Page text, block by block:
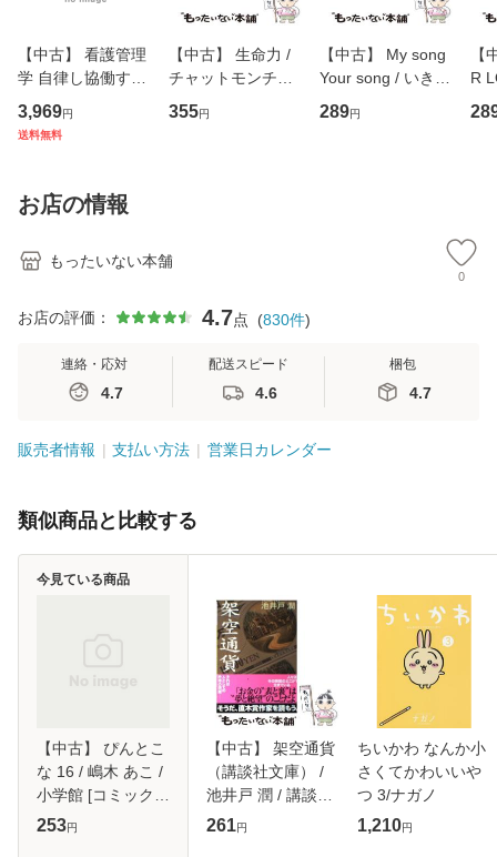
【中古】 看護管理
学 自律し協働する
専門職の看護マネ
ジメントスキル 改
恵 藤本幸三 / 南江
堂 [単行
3,969円
送料無料
【中古】 生命力 /
チャットモンチー /
キューンレコード
[CD]【メール便送
355円
【中古】 My song
Your song / いきも
のがかり / [CD]
【メール便送料無
289円
【
R
産
お店の情報
もったいない本舗
0
お店の評価： 4.7点 (830件)
連絡・応対
4.7
配送スピード
4.6
梱包
4.7
販売者情報 支払い方法 営業日カレンダー
類似商品と比較する
【中古】 ぴんとこ
な 16 / 嶋木 あこ /
小学館 [コミック]
【メール便送料無
253円
今見ている商品
【中古】 架空通貨
（講談社文庫） /
池井戸 潤 / 講談社
[文庫]【メール便送
261円
ちいかわ なんか小
さくてかわいいや
つ 3/ナガノ
1,210円